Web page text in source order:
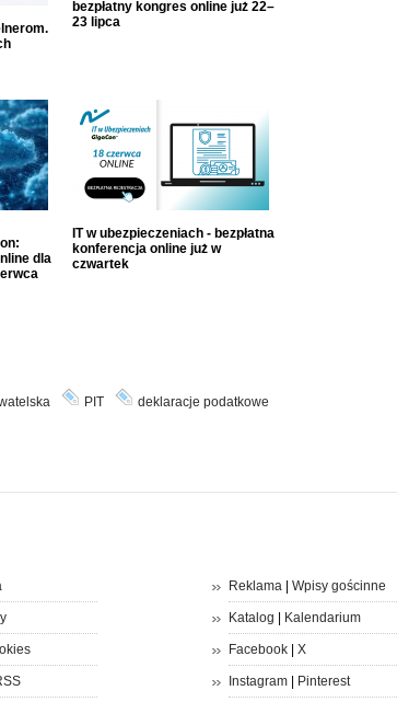
bezpłatny kongres online już 22–
23 lipca
dla
IT w ubezpieczeniach - bezpłatna
konferencja online już w
czwartek
PIT deklaracje podatkowe
Reklama| Wpisy gościnne
Katalog Kalendarium
Facebook| X
Instagram| Pinterest